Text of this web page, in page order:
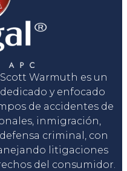
Warmuth es un
y enfocado
de accidentes de
inmigración,
criminal, con
litigaciones
del consumidor.